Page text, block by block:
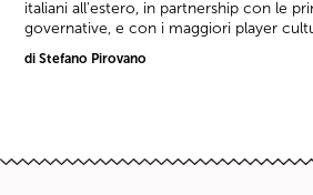
italiani all'estero, in partnership con le
governative, e con i maggiori player
di Stefano Pirovano